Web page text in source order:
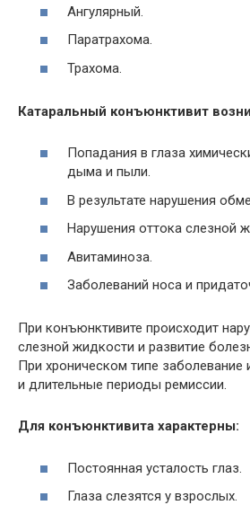
Ангулярный.
Паратрахома.
Трахома.
Катаральный конъюнктивит
Попадания в глаза
дыма и пыли.
В результате нарушения
Нарушения оттока слезной
Авитаминоза.
Заболеваний носа и
При конъюнктивите происходит
слезной жидкости и развитие
При хроническом типе заболевание
и длительные периоды ремиссии.
Для конъюнктивита характерны:
Постоянная усталость глаз.
Глаза слезятся у взрослых.